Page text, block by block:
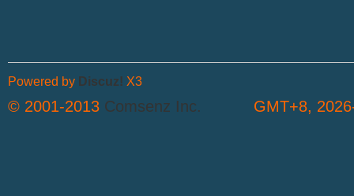
文
GMT+8,
Powered by Discuz! X3
© 2001-2013 Comsenz Inc.